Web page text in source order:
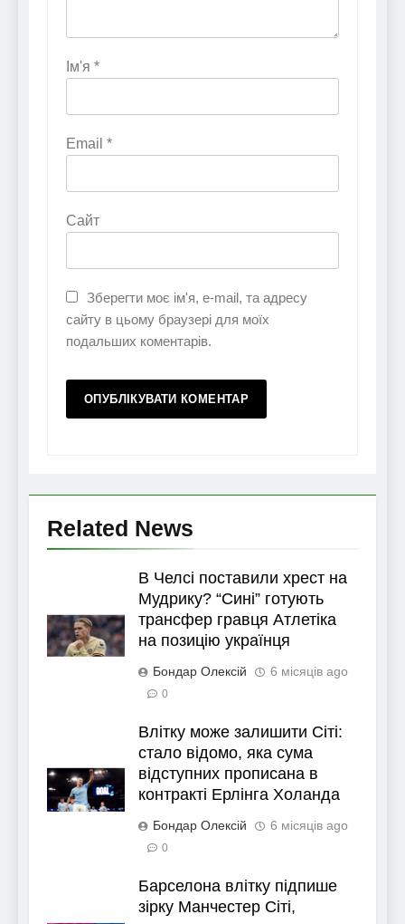
Ім'я *
Email *
Сайт
Зберегти моє ім'я, e-mail, та адресу
сайту в цьому браузері для моїх
подальших коментарів.
Related News
В Челсі поставили хрест на
Мудрику? “Сині” готують
трансфер гравця Атлетіка
на позицію українця
Бондар Олексій 6 місяців ago
0
Влітку може залишити Сіті:
стало відомо, яка сума
відступних прописана в
контракті Ерлінга Холанда
Бондар Олексій 6 місяців ago
0
Барселона влітку підпише
зірку Манчестер Сіті,